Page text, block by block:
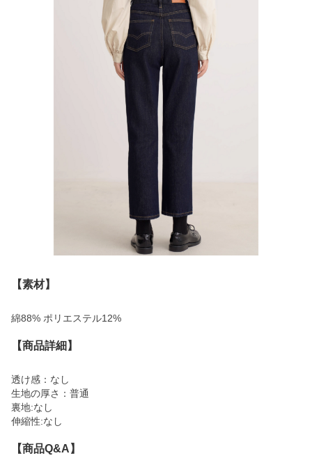
【素材】
綿88% ポリエステル12%
【商品詳細】
透け感：なし
生地の厚さ：普通
裏地:なし
伸縮性:なし
【商品Q&A】